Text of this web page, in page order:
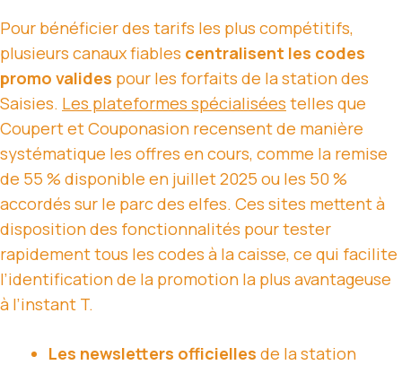
Pour bénéficier des tarifs les plus compétitifs,
plusieurs canaux fiables centralisent les codes
promo valides pour les forfaits de la station des
Saisies. Les plateformes spécialisées telles que
Coupert et Couponasion recensent de manière
systématique les offres en cours, comme la remise
de 55 % disponible en juillet 2025 ou les 50 %
accordés sur le parc des elfes. Ces sites mettent à
disposition des fonctionnalités pour tester
rapidement tous les codes à la caisse, ce qui facilite
l’identification de la promotion la plus avantageuse
à l’instant T.
Les newsletters officielles de la station